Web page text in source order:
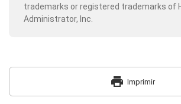
trademarks or registered trademarks of
Administrator, Inc.
print Imprimir